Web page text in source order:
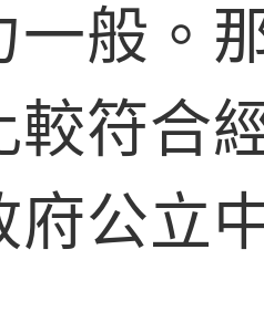
一般。
較符合
府公立